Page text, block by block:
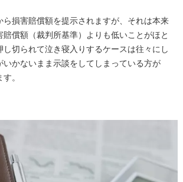
損害賠償額を提示されますが、それは本来
償額（裁判所基準）よりも低いことがほと
切られて泣き寝入りするケースは往々にし
かないまま示談をしてしまっている方が
。